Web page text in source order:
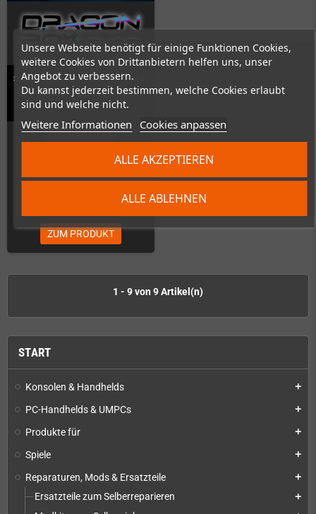
Unsere Webseite benötigt für einige Funktionen Cookies,
weitere Cookies von Drittanbietern helfen uns, unser
Angebot zu verbessern.
Du kannst jederzeit bestimmen, welche Cookies erlaubt
sind und welche nicht.
Weitere Informationen Cookies anpassen
ALLE ABLEHNEN
ALLE AKZEPTIEREN
START
Konsolen & Handhelds add
PC-Handhelds & UMPCs add
Produkte für add
Spiele add
Reparaturen, Mods & Ersatzteile add
Ersatzteile zum Selberreparieren add
Sony PlayStation 1 (PU18 - PU23)
Kondensatorentausch (Kit ist mit
dabei)
Nicht auf Lager
ZUM PRODUKT
1 - 9 von 9 Artikel(n)